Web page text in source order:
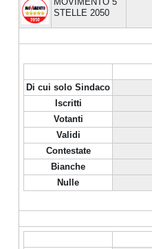
STELLE 2050
Di cui solo Sindaco
Iscritti
Votanti
Validi
Contestate
Bianche
Nulle